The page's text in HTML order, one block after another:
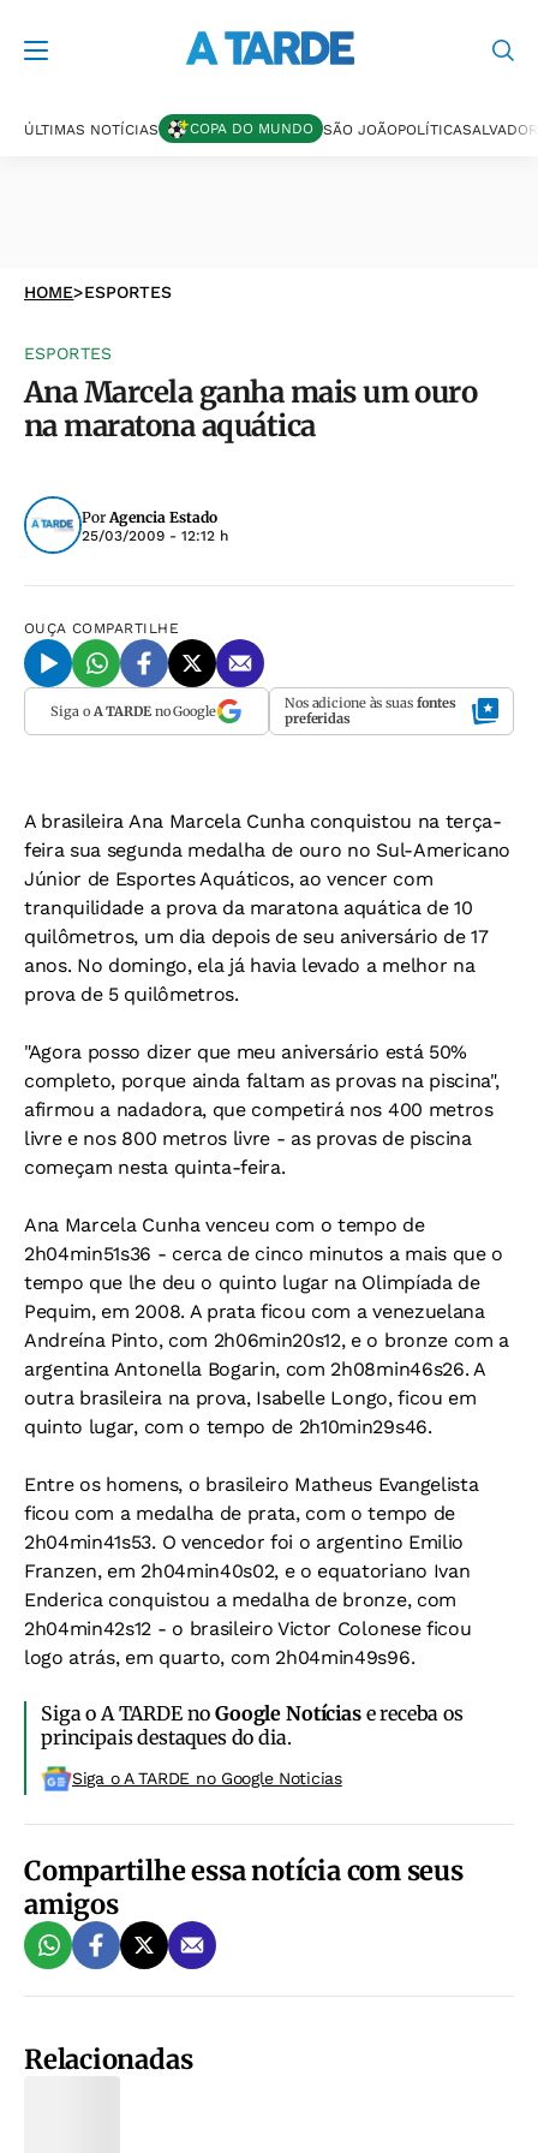
ÚLTIMAS NOTÍCIAS COPA DO MUNDO SÃO JOÃOPOLÍTICASALVADOR
HOME>ESPORTES
ESPORTES
Ana Marcela ganha mais um ouro
na maratona aquática
PorAgencia Estado
25/03/2009 - 12:12 h
OUÇA COMPARTILHE
Siga o A TARDEno Google Nos adicione às suas fontes
preferidas
A brasileira Ana Marcela Cunha conquistou na terça-
feira sua segunda medalha de ouro no Sul-Americano
Júnior de Esportes Aquáticos, ao vencer com
tranquilidade a prova da maratona aquática de 10
quilômetros, um dia depois de seu aniversário de 17
anos. No domingo, ela já havia levado a melhor na
prova de 5 quilômetros.
"Agora posso dizer que meu aniversário está 50%
completo, porque ainda faltam as provas na piscina",
afirmou a nadadora, que competirá nos 400 metros
livre e nos 800 metros livre - as provas de piscina
começam nesta quinta-feira.
Ana Marcela Cunha venceu com o tempo de
2h04min51s36 - cerca de cinco minutos a mais que o
tempo que lhe deu o quinto lugar na Olimpíada de
Pequim, em 2008. A prata ficou com a venezuelana
Andreína Pinto, com 2h06min20s12, e o bronze com a
argentina Antonella Bogarin, com 2h08min46s26. A
outra brasileira na prova, Isabelle Longo, ficou em
quinto lugar, com o tempo de 2h10min29s46.
Entre os homens, o brasileiro Matheus Evangelista
ficou com a medalha de prata, com o tempo de
2h04min41s53. O vencedor foi o argentino Emilio
Franzen, em 2h04min40s02, e o equatoriano Ivan
Enderica conquistou a medalha de bronze, com
2h04min42s12 - o brasileiro Victor Colonese ficou
logo atrás, em quarto, com 2h04min49s96.
Siga o A TARDE noGoogle Notíciase receba os
principais destaques do dia.
Siga o A TARDE no Google Noticias
Compartilhe essa notícia com seus
amigos
Relacionadas